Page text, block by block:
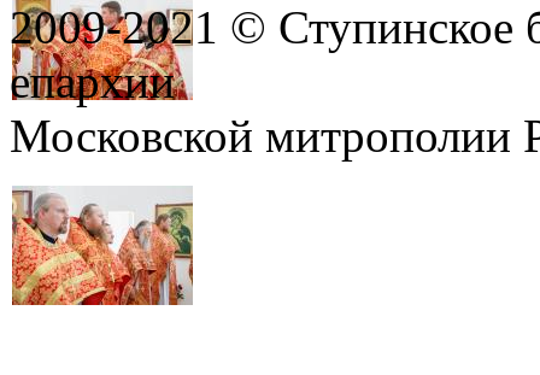
2009-2021 © Ступинское
епархии
Московской митрополии